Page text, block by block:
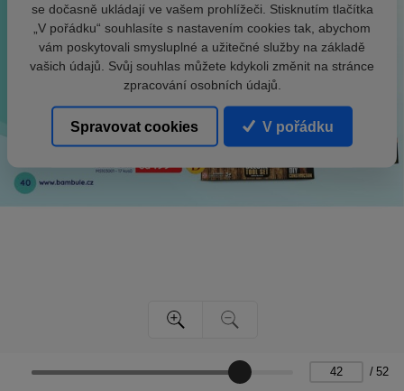
/ 52
se dočasně ukládají ve vašem prohlížeči. Stisknutím tlačítka
„V pořádku“ souhlasíte s nastavením cookies tak, abychom
vám poskytovali smysluplné a užitečné služby na základě
vašich údajů. Svůj souhlas můžete kdykoli změnit na stránce
zpracování osobních údajů.
Spravovat cookies V pořádku